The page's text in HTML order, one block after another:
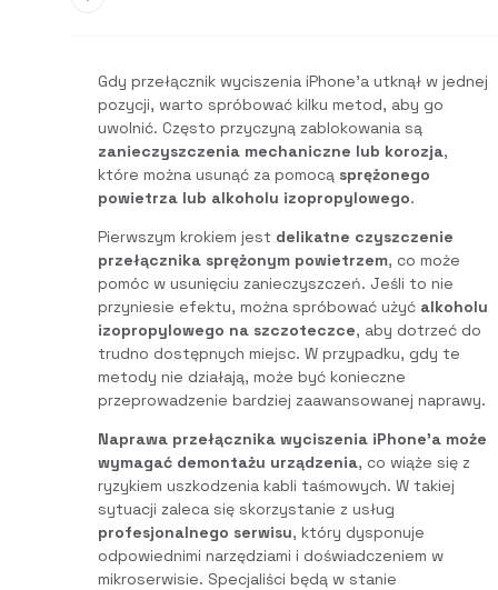
Gdy przełącznik wyciszenia iPhone’a utknął w jednej
pozycji, warto spróbować kilku metod, aby go
uwolnić. Często przyczyną zablokowania są
zanieczyszczenia mechaniczne lub korozja,
które można usunąć za pomocą sprężonego
powietrza lub alkoholu izopropylowego.
Pierwszym krokiem jest delikatne czyszczenie
przełącznika sprężonym powietrzem, co może
pomóc w usunięciu zanieczyszczeń. Jeśli to nie
przyniesie efektu, można spróbować użyć alkoholu
izopropylowego na szczoteczce, aby dotrzeć do
trudno dostępnych miejsc. W przypadku, gdy te
metody nie działają, może być konieczne
przeprowadzenie bardziej zaawansowanej naprawy.
Naprawa przełącznika wyciszenia iPhone’a może
wymagać demontażu urządzenia, co wiąże się z
ryzykiem uszkodzenia kabli taśmowych. W takiej
sytuacji zaleca się skorzystanie z usług
profesjonalnego serwisu, który dysponuje
odpowiednimi narzędziami i doświadczeniem w
mikroserwisie. Specjaliści będą w stanie